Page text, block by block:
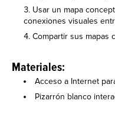
Usar un mapa
conexiones visuales
Compartir sus mapas
Materiales:
Acceso a Internet
Pizarrón blanco